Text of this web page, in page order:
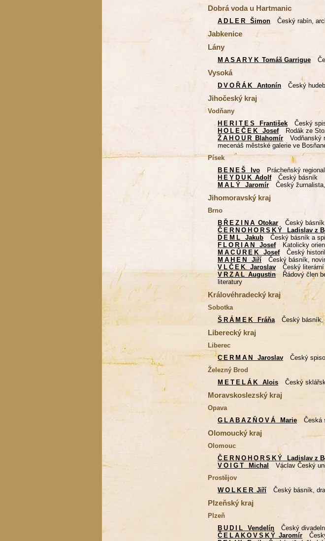
Dobrá voda u Hartmanic
ADLER Šimon Český rabín,
Jabkenice
Lány
MASARYK Tomáš Garrigue
Vysoká
DVOŘÁK Antonín Český
Jihočeský kraj
Vodňany
HERITES
František
Český
HOLEČEK Josef
Rodák ze
ŽAHOUR Blahomír
Vodňanský
mecenáš městské galerie ve
Písek
BENEŠ
Ivo
Prácheňský
HEYDUK Adolf
Český básník
MALÝ Jaromír Český
Jihomoravský kraj
Brno
BŘEZINA Otokar
Český
ČERNOHORSKÝ
Ladislav z
DEML Jakub
Český básník a
FLORIAN Josef
Katolicky
MACŮREK Josef
Český
MAHEN Jiří
Český básník,
VLČEK Jaroslav
Český
VRZAL Augustin
Řádový člen
literatury
Královéhradecký kraj
Sobotka
ŠRÁMEK
Fráňa Český básník,
Liberecký kraj
Liberec
CERMAN Jaroslav
Český
Železný Brod
METELÁK Alois Český
Moravskoslezský kraj
Opava
GLABAZŇOVÁ
Marie Česká
Olomoucký kraj
Olomouc
ČERNOHORSKÝ
Ladislav z
VOIGT
Michal
Václav Český
Prostějov
WOLKER Jiří Český básník,
Plzeňský kraj
Plzeň
BUDIL Vendelín
Český
ČELAKOVSKÝ Jaromír